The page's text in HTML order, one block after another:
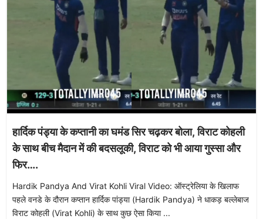
हार्दिक पंड्या के कप्तानी का घमंड सिर चढ़कर बोला, विराट कोहली
के साथ बीच मैदान में की बदसलूकी, विराट को भी आया गुस्सा और
फिर….
Hardik Pandya And Virat Kohli Viral Video: ऑस्ट्रेलिया के खिलाफ
पहले वनडे के दौरान कप्तान हार्दिक पांड्या (Hardik Pandya) ने धाकड़ बल्लेबाज
विराट कोहली (Virat Kohli) के साथ कुछ ऐसा किया ...